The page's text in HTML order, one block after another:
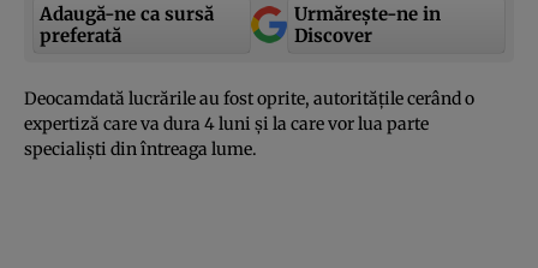
Adaugă-ne ca sursă
preferată
Urmărește-ne in
Discover
Deocamdată lucrările au fost oprite, autorităţile cerând o
expertiză care va dura 4 luni şi la care vor lua parte
specialişti din întreaga lume.